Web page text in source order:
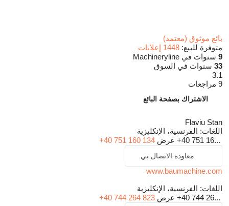
بائع موثوق (معتمد)
متوفرة للبيع: 1448 إعلانات
9 سنوات في Machineryline
33 سنوات في السوق
3.1
9 مراجعات
الاشتراك بصفحة البائع
Flaviu Stan
اللغات: الفرنسية، الإنكليزية
+40 751 16... عرض +40 751 160 134
معاودة الاتصال بي
www.baumachine.com
اللغات: الفرنسية، الإنكليزية
+40 744 26... عرض +40 744 264 823